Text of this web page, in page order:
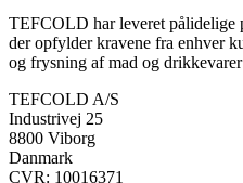
TEFCOLD har leveret pålidelige
der opfylder kravene fra enhver
og frysning af mad og
TEFCOLD A/S
Industrivej 25
8800 Viborg
Danmark
CVR: 10016371